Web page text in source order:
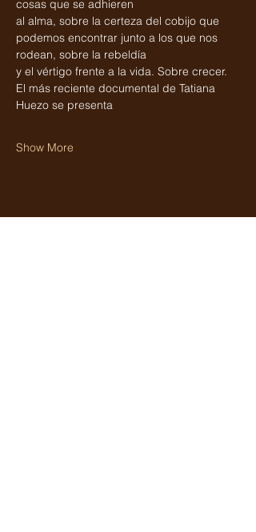
cosas que se adhieren
al alma, sobre la certeza del cobijo que
podemos encontrar junto a los que nos
rodean, sobre la rebeldía
y el vértigo frente a la vida. Sobre crecer.
El más reciente documental de Tatiana
Huezo se presenta
Show More